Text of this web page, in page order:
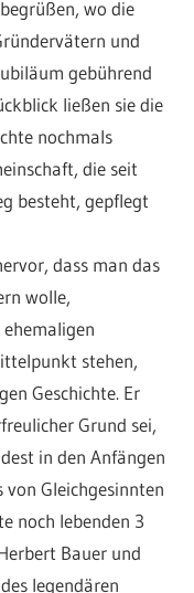
wo die
und
gebührend
ließen sie die
nochmals
die seit
besteht, gepflegt
dass man das
wolle,
stehen,
Geschichte. Er
Grund sei,
in den Anfängen
von Gleichgesinnten
noch lebenden 3
Bauer und
legendären